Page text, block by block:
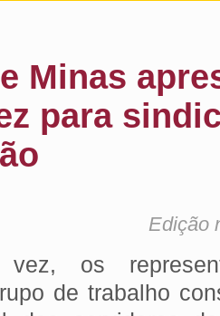
Minas
para
Edição
vez, os
de trabalho